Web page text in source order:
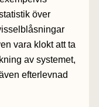
över
vara klokt att ta
av systemet,
efterlevnad